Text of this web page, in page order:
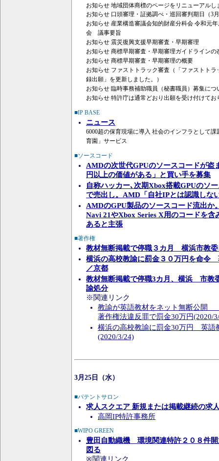
お知らせ 地域団体商標のページをリニューアルし
お知らせ 口頭審理・証拠調べ・巡回審判期日（3
お知らせ 産業構造審議会知的財産分科会 令和元
会 議事要旨
お知らせ 震災復興支援早期審査・早期審理
お知らせ 商標早期審査・早期審理ガイドラインの
お知らせ 商標早期審査・早期審理の概要
お知らせ ファストトラック審査（「ファストト
録出願」を更新しました。）
お知らせ 臨時事務補助職員（秘書職員）募集につ
お知らせ 特許庁は通常どおり出願を受け付けてお
■IP BASE
ニュース
6000超の保育現場に導入 社会のインフラとして
育園」サービス
■ソースコード
AMDの次世代GPUのソースコードが盗
円以上の価値がある」と買い手を募集
自称ハッカー､次期Xbox搭載GPUのソ
で売出し。AMD「自社IPとは認識しな
AMDのGPU製品のソースコード流出か
Navi 21やXbox Series X用のコードを含
あると主張
■著作権
教材無断掲載で停職３カ月 横浜市教委
横浜の高校教諭に罰金３０万円を命
／京都
教材無断掲載で停職3カ月、横浜 市教
諭処分
※関連リンク
教諭が英語教材をネット無断公開
著作権法違反罪で罰金30万円(2020/
横浜の高校教諭に罰金30万円 英語
(2020/3/24)
3月25日（水）
■パテントサロン
求人スクエア 新規または掲載継続の求
高岡IP特許事務所
■WIPO GREEN
豊田自動織機 環境関連特許２０８件
図る
※関連リンク